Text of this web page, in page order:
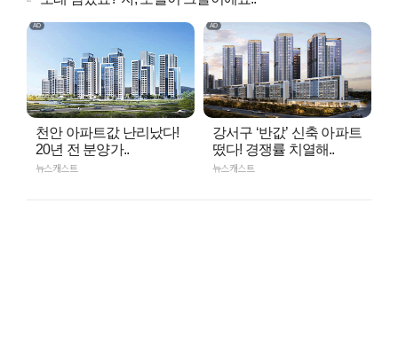
천안 아파트값 난리났다!
20년 전 분양가..
뉴스캐스트
강서구 ‘반값’ 신축 아파트
떴다! 경쟁률 치열해..
뉴스캐스트